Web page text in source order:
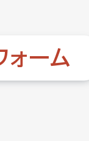
ォーム